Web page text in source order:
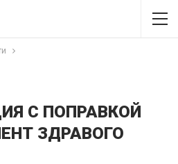
С ПОПРАВКОЙ
ЗДРАВОГО